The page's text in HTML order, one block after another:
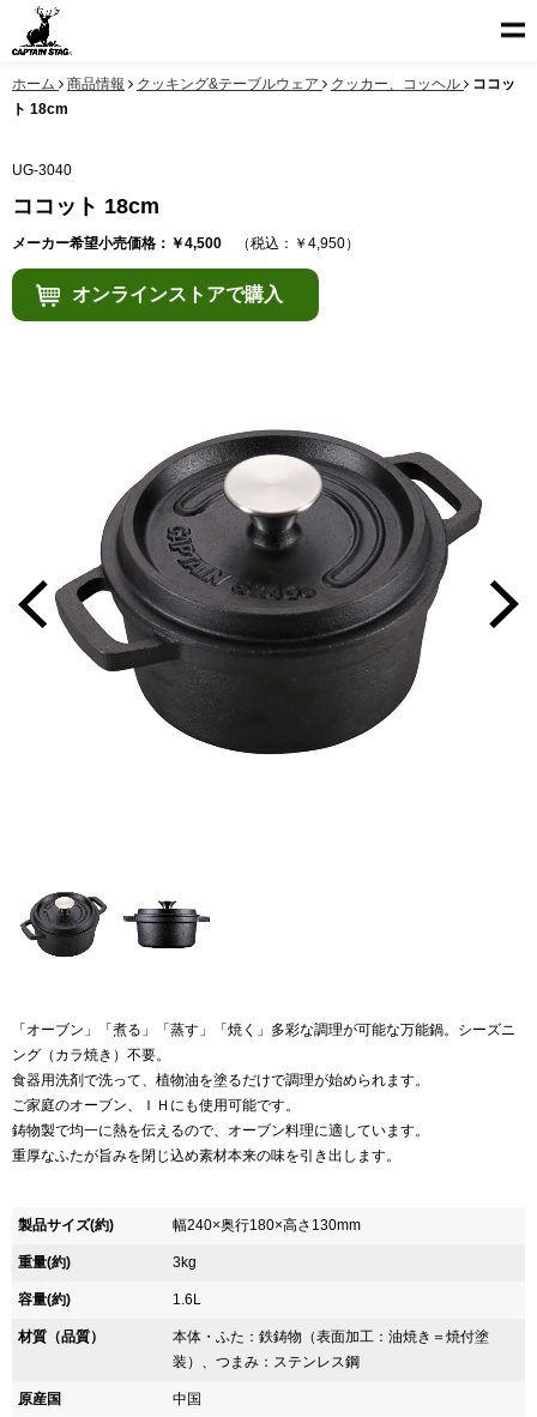
ホーム 商品情報 クッキング&テーブルウェア クッカー、コッヘル
ココッ
ト 18cm
UG-3040
ココット 18cm
メーカー希望小売価格：￥4,500 （税込：￥4,950）
オンラインストアで購入
「オーブン」「煮る」「蒸す」「焼く」多彩な調理が可能な万能鍋。シーズニ
ング（カラ焼き）不要。
食器用洗剤で洗って、植物油を塗るだけで調理が始められます。
ご家庭のオーブン、ＩＨにも使用可能です。
鋳物製で均一に熱を伝えるので、オーブン料理に適しています。
重厚なふたが旨みを閉じ込め素材本来の味を引き出します。
製品サイズ(約) 幅240×奥行180×高さ130mm
重量(約) 3kg
容量(約) 1.6L
材質（品質）
本体・ふた：鉄鋳物（表面加工：油焼き＝焼付塗
装）、つまみ：ステンレス鋼
原産国 中国